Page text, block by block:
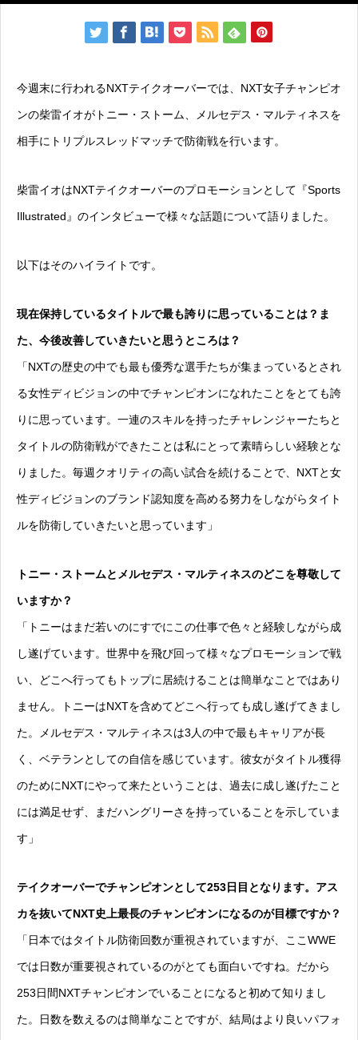
今週末に行われるNXTテイクオーバーでは、NXT女子チャンピオ
ンの柴雷イオがトニー・ストーム、メルセデス・マルティネスを
相手にトリプルスレッドマッチで防衛戦を行います。
柴雷イオはNXTテイクオーバーのプロモーションとして『Sports
Illustrated』のインタビューで様々な話題について語りました。
以下はそのハイライトです。
現在保持しているタイトルで最も誇りに思っていることは？ま
た、今後改善していきたいと思うところは？
「NXTの歴史の中でも最も優秀な選手たちが集まっているとされ
る女性ディビジョンの中でチャンピオンになれたことをとても誇
りに思っています。一連のスキルを持ったチャレンジャーたちと
タイトルの防衛戦ができたことは私にとって素晴らしい経験とな
りました。毎週クオリティの高い試合を続けることで、NXTと女
性ディビジョンのブランド認知度を高める努力をしながらタイト
ルを防衛していきたいと思っています」
トニー・ストームとメルセデス・マルティネスのどこを尊敬して
いますか？
「トニーはまだ若いのにすでにこの仕事で色々と経験しながら成
し遂げています。世界中を飛び回って様々なプロモーションで戦
い、どこへ行ってもトップに居続けることは簡単なことではあり
ません。トニーはNXTを含めてどこへ行っても成し遂げてきまし
た。メルセデス・マルティネスは3人の中で最もキャリアが長
く、ベテランとしての自信を感じています。彼女がタイトル獲得
のためにNXTにやって来たということは、過去に成し遂げたこと
には満足せず、まだハングリーさを持っていることを示していま
す」
テイクオーバーでチャンピオンとして253日目となります。アス
カを抜いてNXT史上最長のチャンピオンになるのが目標ですか？
「日本ではタイトル防衛回数が重視されていますが、ここWWE
では日数が重要視されているのがとても面白いですね。だから
253日間NXTチャンピオンでいることになると初めて知りまし
た。日数を数えるのは簡単なことですが、結局はより良いパフォ